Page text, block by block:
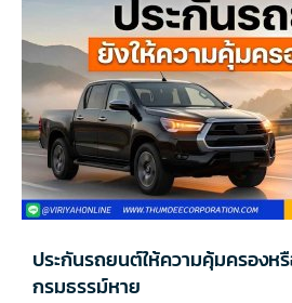
ประกันรถยนต์ให้ความคุ้มครองห
กรมธรรม์หาย